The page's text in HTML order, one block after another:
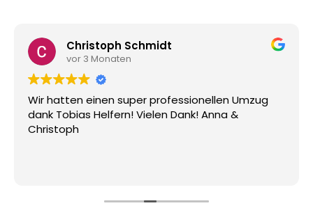
Christoph Schmidt
vor 3 Monaten
Wir hatten einen super professionellen Umzug
dank Tobias Helfern! Vielen Dank! Anna &
Christoph